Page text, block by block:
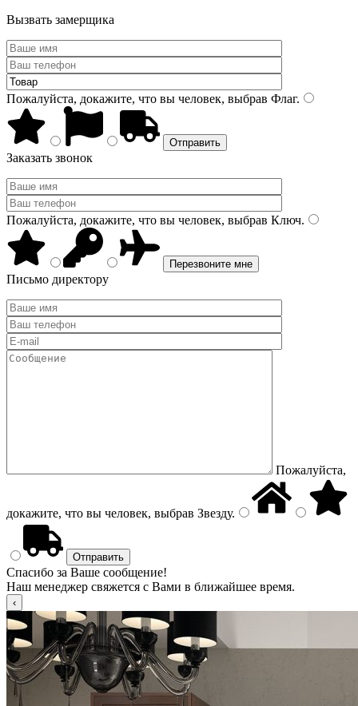
Вызвать замерщика
Пожалуйста, докажите, что вы человек, выбрав Флаг.
Заказать звонок
Пожалуйста, докажите, что вы человек, выбрав Ключ.
Письмо директору
Пожалуйста,
докажите, что вы человек, выбрав Звезду.
Спасибо за Ваше сообщение!
Наш менеджер свяжется с Вами в ближайшее время.